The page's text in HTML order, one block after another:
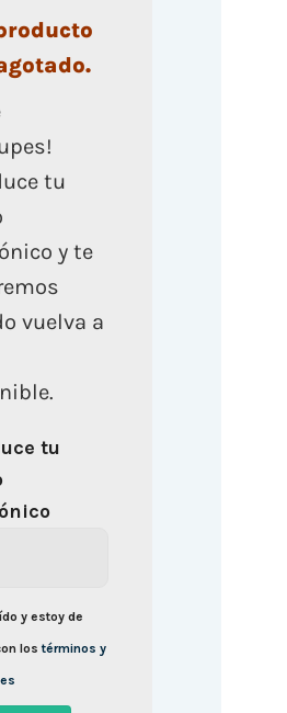
tu
y te
vuelva a
tu
y estoy de
lostérminos y